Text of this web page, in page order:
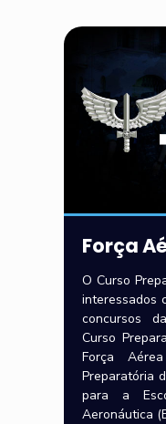
Força
O Curso
interessados
concursos
Curso
Força
Preparatória
para a
Aeronáutica